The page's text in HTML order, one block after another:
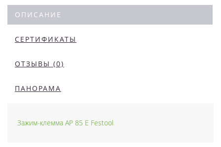
ОПИСАНИЕ
СЕРТИФИКАТЫ
ОТЗЫВЫ (0)
ПАНОРАМА
Зажим-клемма AP 85 E Festool